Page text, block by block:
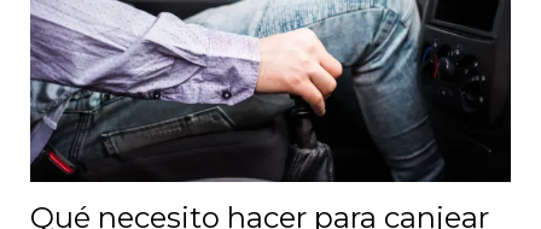
Qué necesito hacer para canjear